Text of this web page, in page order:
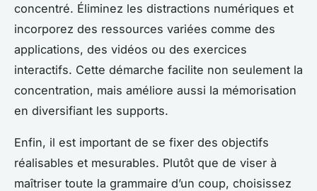
concentré. Éliminez les distractions numériques et
incorporez des ressources variées comme des
applications, des vidéos ou des exercices
interactifs. Cette démarche facilite non seulement la
concentration, mais améliore aussi la mémorisation
en diversifiant les supports.
Enfin, il est important de se fixer des objectifs
réalisables et mesurables. Plutôt que de viser à
maîtriser toute la grammaire d’un coup, choisissez